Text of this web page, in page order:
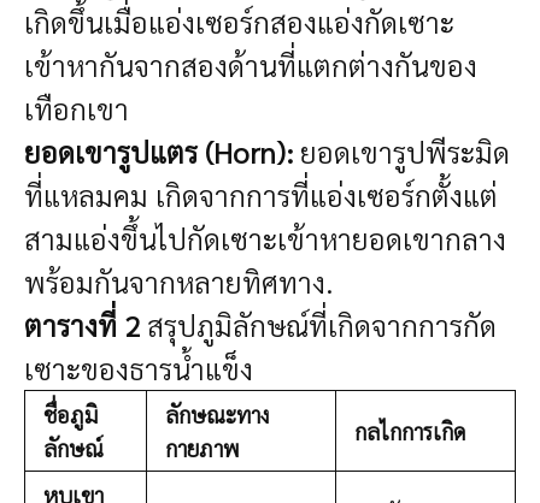
เกิดขึ้นเมื่อแอ่งเซอร์กสองแอ่งกัดเซาะ
เข้าหากันจากสองด้านที่แตกต่างกันของ
เทือกเขา
ยอดเขารูปแตร (Horn): ยอดเขารูปพีระมิด
ที่แหลมคม เกิดจากการที่แอ่งเซอร์กตั้งแต่
สามแอ่งขึ้นไปกัดเซาะเข้าหายอดเขากลาง
พร้อมกันจากหลายทิศทาง.
ตารางที่ 2 สรุปภูมิลักษณ์ที่เกิดจากการกัด
เซาะของธารน้ำแข็ง
ชื่อภูมิ
ลักษณ์
ลักษณะทาง
กายภาพ
กลไกการเกิด
หุบเขา